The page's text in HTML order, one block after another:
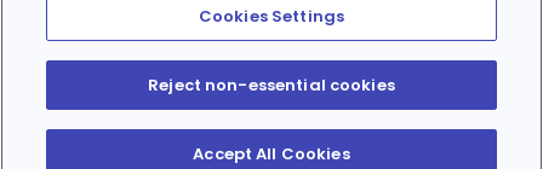
Arcus Biosciences, Inc. Todos os direitos reservados.
Cookies Settings
Reject non-essential cookies
Accept All Cookies